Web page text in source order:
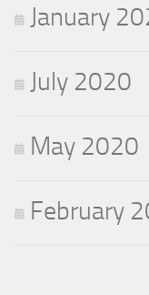
January
July 2020
May 2020
February